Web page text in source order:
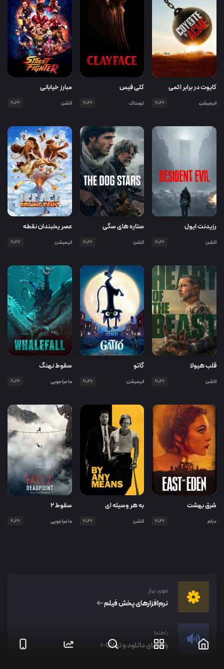
کایوت در برابر اکمی
انیمیشن 2026
کلی فیس
ترسناک 2026
مبارز خیابانی
اکشن 2026
رزیدنت ایول
اکشن 2026
ستاره های سگی
اکشن 2026
عصر یخبندان نقطه
جوش
انیمیشن 2027
قلب هیولا
اکشن 2026
گاتو
انیمیشن 2027
سقوط نهنگ
ماجراجویی 2026
شرق بهشت
درام 2026
به هر وسیله ای
اکشن 2026
سقوط ۲
ماجراجویی 2026
مورد نیاز
نرم‌افزار‌های پخش فیلم
راهنما
راهنمای دانلود و تماشا